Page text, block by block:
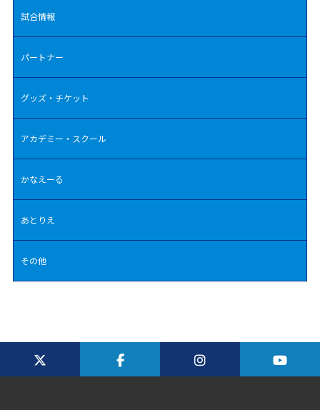
試合情報
パートナー
グッズ・チケット
アカデミー・スクール
かなえーる
あとりえ
その他